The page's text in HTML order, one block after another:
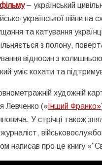
фільму– український
української війни
та катування
з полону,
відносин з
уміє кохати та
художній
Левченко (« Інший Франко»
У стрічці також
написав про це книгу